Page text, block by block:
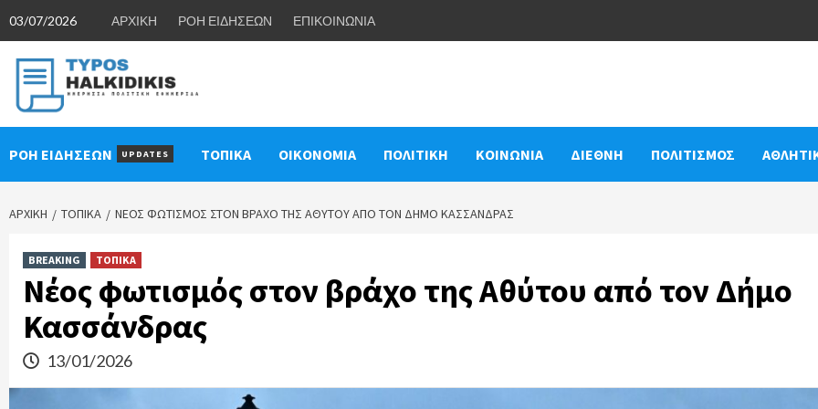
content
03/07/2026 ΑΡΧΙΚΗ ΡΟΗ ΕΙΔΗΣΕΩΝ ΕΠΙΚΟΙΝΩΝΙΑ
ΡΟΗ ΕΙΔΗΣΕΩΝ UPDATES ΤΟΠΙΚΑ ΟΙΚΟΝΟΜΙΑ ΠΟΛΙΤΙΚΗ ΚΟΙΝΩΝΙΑ ΔΙΕΘΝΗ ΠΟΛΙΤΙΣΜΟΣ
ΑΡΧΙΚΉ ΤΟΠΙΚΑ ΝΈΟΣ ΦΩΤΙΣΜΌΣ ΣΤΟΝ ΒΡΆΧΟ ΤΗΣ ΑΘΎΤΟΥ ΑΠΌ ΤΟΝ ΔΉΜΟ ΚΑΣΣΆΝΔΡΑΣ
BREAKING ΤΟΠΙΚΑ
Νέος φωτισμός στον βράχο της Αθύτου από τον Δήμο
Κασσάνδρας
13/01/2026